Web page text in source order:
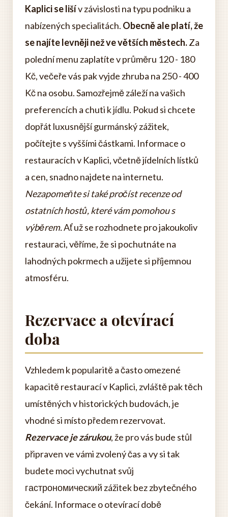
Kaplici se lišív závislosti na typu podniku a
nabízených specialitách. Obecně ale platí, že
se najíte levněji než ve větších městech.Za
polední menu zaplatíte v průměru 120 - 180
Kč, večeře vás pak vyjde zhruba na 250 - 400
Kč na osobu. Samozřejmě záleží na vašich
preferencích a chuti k jídlu. Pokud si chcete
dopřát luxusnější gurmánský zážitek,
počítejte s vyššími částkami. Informace o
restauracích v Kaplici, včetně jídelních lístků
a cen, snadno najdete na internetu.
Nezapomeňte si také pročíst recenze od
ostatních hostů, které vám pomohou s
výběrem.Ať už se rozhodnete pro jakoukoliv
restauraci, věříme, že si pochutnáte na
lahodných pokrmech a užijete si příjemnou
atmosféru.
Rezervace a otevírací
doba
Vzhledem k popularitě a často omezené
kapacitě restaurací v Kaplici, zvláště pak těch
umístěných v historických budovách, je
vhodné si místo předem rezervovat.
Rezervace je zárukou, že pro vás bude stůl
připraven ve vámi zvolený čas a vy si tak
budete moci vychutnat svůj
гастрономический zážitek bez zbytečného
čekání. Informace o otevírací době